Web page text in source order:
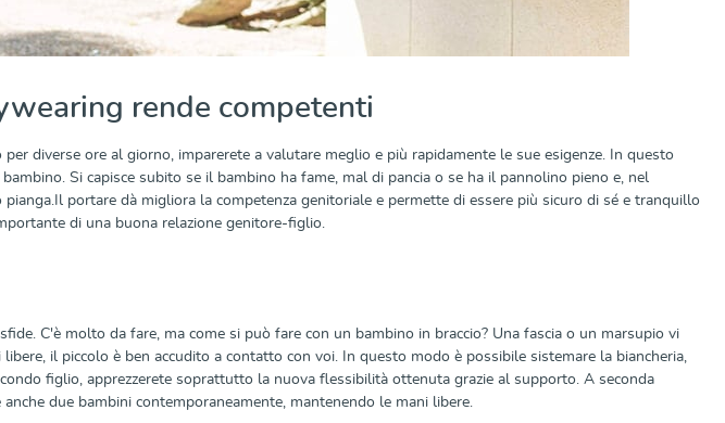
rende competenti
diverse ore al giorno, imparerete a valutare meglio e più rapidamente le sue esigenze. In questo
Si capisce subito se il bambino ha fame, mal di pancia o se ha il pannolino pieno e, nel
portare dà migliora la competenza genitoriale e permette di essere più sicuro di sé e tranquillo
di una buona relazione genitore-figlio.
C'è molto da fare, ma come si può fare con un bambino in braccio? Una fascia o un marsupio vi
il piccolo è ben accudito a contatto con voi. In questo modo è possibile sistemare la biancheria,
figlio, apprezzerete soprattutto la nuova flessibilità ottenuta grazie al supporto. A seconda
due bambini contemporaneamente, mantenendo le mani libere.